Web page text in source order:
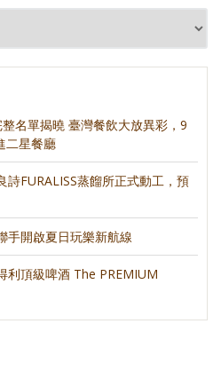
名單揭曉 臺灣餐飲大放異彩，9
二星餐廳
詩FURALISS蒸餾所正式動工，預
開啟夏日玩樂新航線
利頂級啤酒 The PREMIUM